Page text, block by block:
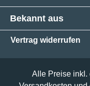
Bekannt aus
Vertrag widerrufen
Alle Preise inkl.